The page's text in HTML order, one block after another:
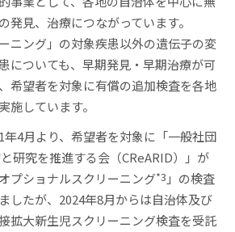
発見、治療につながっています。
ニング」の対象疾患以外の遺伝子の変
についても、早期発⾒・早期治療が可
希望者を対象に有償の追加検査を各地
施しています。
年4月より、希望者を対象に「⼀般社団
研究を推進する会（CReARID）」が
プショナルスクリーニング*3 」の検査
したが、2024年8月からは自治体及び
拡大新生児スクリーニング検査を受託